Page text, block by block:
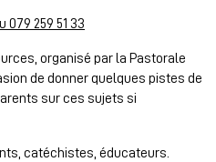
079 259 51 33
organisé par la Pastorale
de donner quelques pistes de
sur ces sujets si
catéchistes, éducateurs.